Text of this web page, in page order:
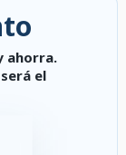
ahorra.
el